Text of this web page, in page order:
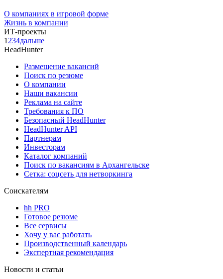
О компаниях в игровой форме
Жизнь в компании
ИТ-проекты
1 234дальше
HeadHunter
Размещение вакансий
Поиск по резюме
О компании
Наши вакансии
Реклама на сайте
Требования к ПО
Безопасный HeadHunter
HeadHunter API
Партнерам
Инвесторам
Каталог компаний
Поиск по вакансиям в Архангельске
Сетка: соцсеть для нетворкинга
Соискателям
hh PRO
Готовое резюме
Все сервисы
Хочу у вас работать
Производственный календарь
Экспертная рекомендация
Новости и статьи